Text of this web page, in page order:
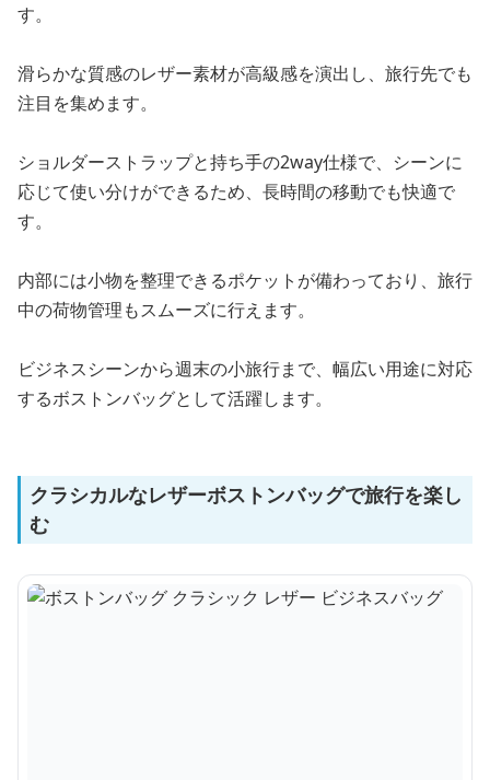
す。
滑らかな質感のレザー素材が高級感を演出し、旅行先でも
注目を集めます。
ショルダーストラップと持ち手の2way仕様で、シーンに
応じて使い分けができるため、長時間の移動でも快適で
す。
内部には小物を整理できるポケットが備わっており、旅行
中の荷物管理もスムーズに行えます。
ビジネスシーンから週末の小旅行まで、幅広い用途に対応
するボストンバッグとして活躍します。
クラシカルなレザーボストンバッグで旅行を楽し
む